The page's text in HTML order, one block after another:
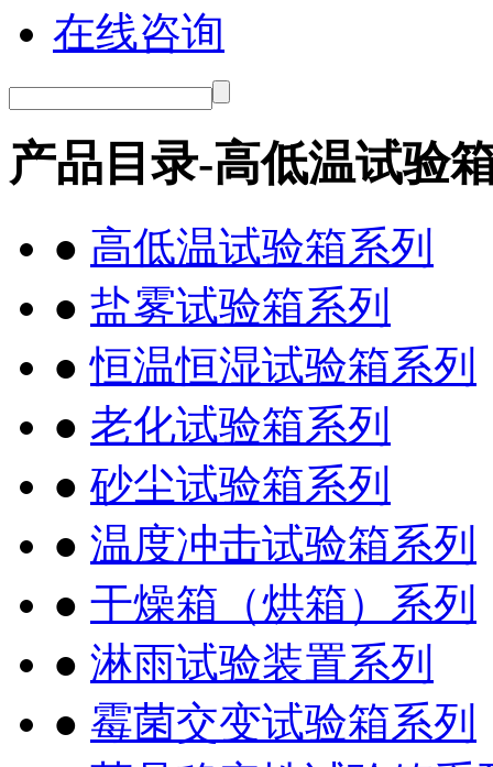
在线咨询
产品目录-高低温试验
● 高低温试验箱系列
● 盐雾试验箱系列
●恒温恒湿试验箱系列
● 老化试验箱系列
● 砂尘试验箱系列
● 温度冲击试验箱系列
● 干燥箱（烘箱）系列
● 淋雨试验装置系列
● 霉菌交变试验箱系列